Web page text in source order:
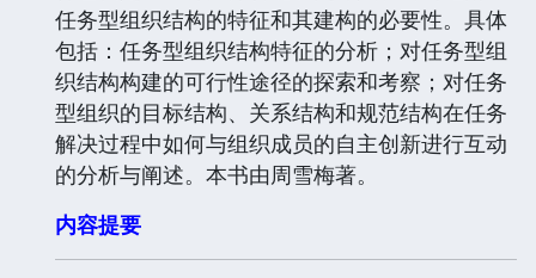
任务型组织结构的特征和其建构的必要性。具体
包括：任务型组织结构特征的分析；对任务型组
织结构构建的可行性途径的探索和考察；对任务
型组织的目标结构、关系结构和规范结构在任务
解决过程中如何与组织成员的自主创新进行互动
的分析与阐述。本书由周雪梅著。
内容提要